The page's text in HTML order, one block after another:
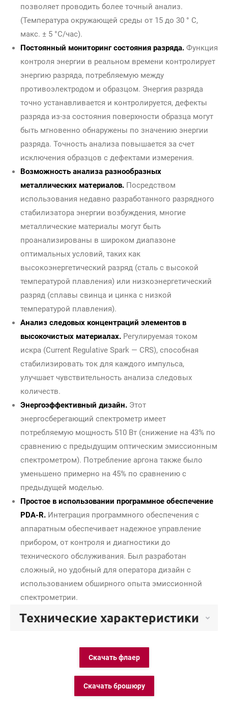
позволяет проводить более точный анализ.
(Температура окружающей среды от 15 до 30 ° C,
макс. ± 5 °C/час).
Постоянный мониторинг состояния разряда. Функция
контроля энергии в реальном времени контролирует
энергию разряда, потребляемую между
противоэлектродом и образцом. Энергия разряда
точно устанавливается и контролируется, дефекты
разряда из-за состояния поверхности образца могут
быть мгновенно обнаружены по значению энергии
разряда. Точность анализа повышается за счет
исключения образцов с дефектами измерения.
Возможность анализа разнообразных
металлических материалов. Посредством
использования недавно разработанного разрядного
стабилизатора энергии возбуждения, многие
металлические материалы могут быть
проанализированы в широком диапазоне
оптимальных условий, таких как
высокоэнергетический разряд (сталь с высокой
температурой плавления) или низкоэнергетический
разряд (сплавы свинца и цинка с низкой
температурой плавления).
Анализ следовых концентраций элементов в
высокочистых материалах. Регулируемая током
искра (Current Regulative Spark — CRS), способная
стабилизировать ток для каждого импульса,
улучшает чувствительность анализа следовых
количеств.
Энергоэффективный дизайн. Этот
энергосберегающий спектрометр имеет
потребляемую мощность 510 Вт (снижение на 43% по
сравнению с предыдущим оптическим эмиссионным
спектрометром). Потребление аргона также было
уменьшено примерно на 45% по сравнению с
предыдущей моделью.
Простое в использовании программное обеспечение
PDA-R. Интеграция программного обеспечения с
аппаратным обеспечивает надежное управление
прибором, от контроля и диагностики до
технического обслуживания. Был разработан
сложный, но удобный для оператора дизайн с
использованием обширного опыта эмиссионной
спектрометрии.
Технические характеристики
Скачать флаер
Скачать брошюру